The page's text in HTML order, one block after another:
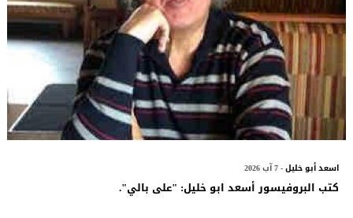
اسعد أبو خليل- 7 آب 2026
كتب البروفيسور أسعد ابو خليل: "على بالي".